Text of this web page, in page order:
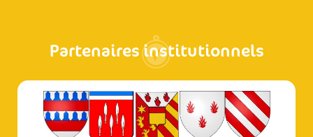
Partenaires institutionnels